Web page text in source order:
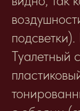
Туалетный